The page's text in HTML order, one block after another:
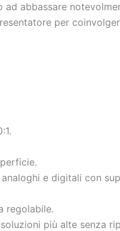
abbassare
per
e digitali con
regolabile.
più alte senza